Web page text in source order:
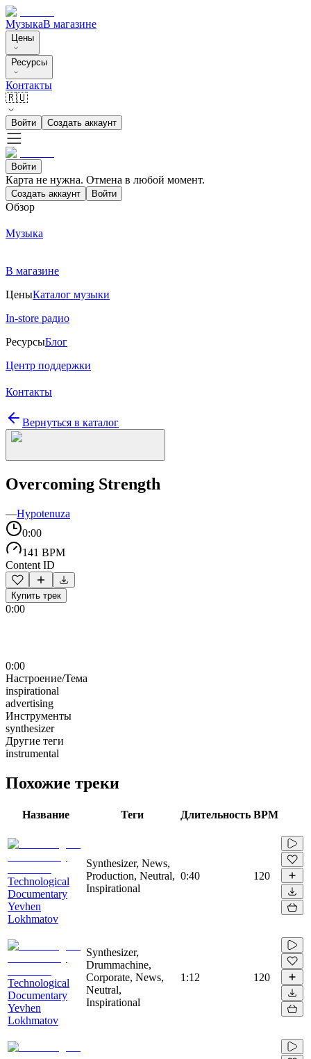
МузыкаВ магазине
Цены
Ресурсы
Контакты
🇷🇺
Войти Создать аккаунт
Войти
Карта не нужна. Отмена в любой момент.
Создать аккаунт Войти
Обзор
Музыка
В магазине
ЦеныКаталог музыки
In-store радио
РесурсыБлог
Центр поддержки
Контакты
Вернуться в каталог
Overcoming Strength
—Hypotenuza
0:00
141 BPM
Content ID
Купить трек
0:00
0:00
Настроение/Тема
inspirational
advertising
Инструменты
synthesizer
Другие теги
instrumental
Похожие треки
Название Теги Длительность BPM
Technological
Documentary
Yevhen
Lokhmatov
Synthesizer, News,
Production, Neutral,
Inspirational
0:40 120
Technological
Documentary
Yevhen
Lokhmatov
Synthesizer,
Drummachine,
Corporate, News,
Neutral,
Inspirational
1:12 120